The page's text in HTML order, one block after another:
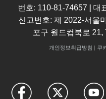
번호: 110-81-74657 | 대
신고번호: 제 2022-서울
포구 월드컵북로
개인정보취급방침 | 쿠